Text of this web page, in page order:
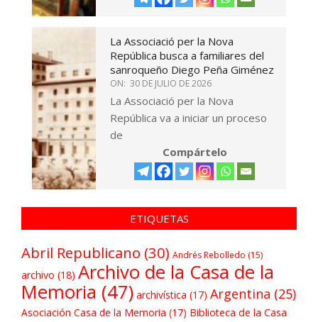
La Associació per la Nova
República busca a familiares del
sanroqueño Diego Peña Giménez
ON: 30 DE JULIO DE 2026
La Associació per la Nova
República va a iniciar un proceso
de
Compártelo
ETIQUETAS
Abril Republicano (30) Andrés Rebolledo (15)
archivo (18) Archivo de la Casa de la
Memoria (47) archivística (17) Argentina (25)
Asociación Casa de la Memoria (17) Biblioteca de la Casa